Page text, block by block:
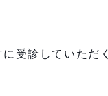
受診していただ